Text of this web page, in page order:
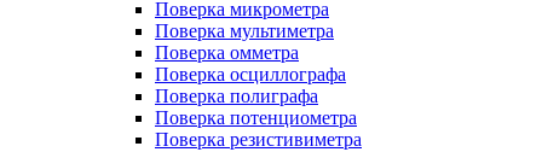
Поверка микрометра
Поверка мультиметра
Поверка омметра
Поверка осциллографа
Поверка полиграфа
Поверка потенциометра
Поверка резистивиметра